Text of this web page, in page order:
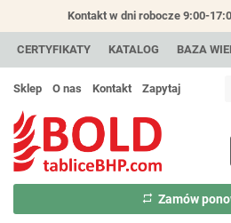
Kontakt w dni robocze 9:00-
CERTYFIKATY KATALOG BAZA
Sklep O nas Kontakt Zapytaj
repeat Zamów